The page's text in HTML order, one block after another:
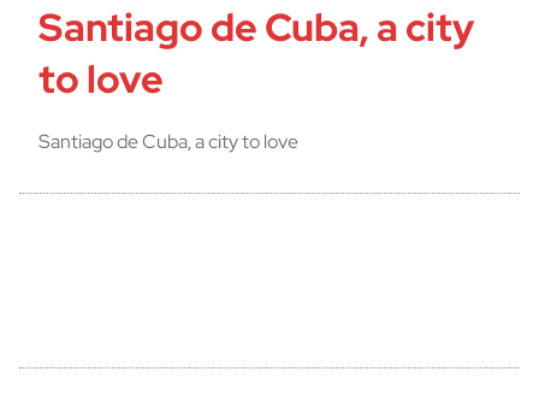
Santiago de Cuba, a city
to love
Santiago de Cuba, a city to love